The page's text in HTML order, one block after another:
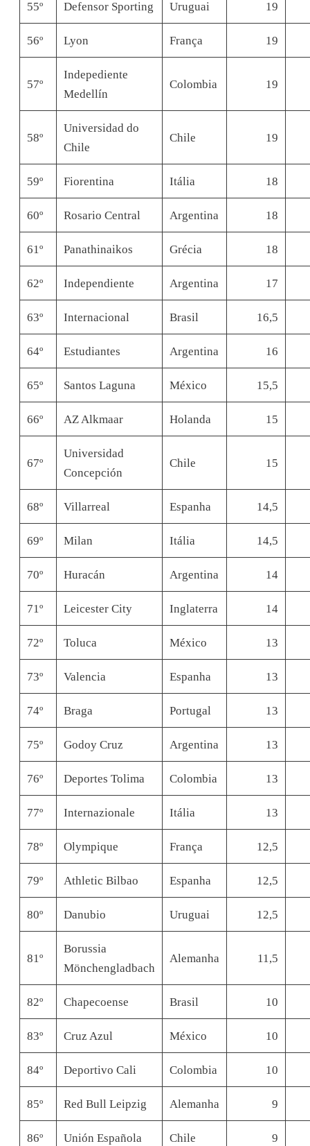
55º Defensor Sporting Uruguai 19
56º Lyon França 19
57º
Indepediente
Medellín
Colombia 19
58º
Universidad do
Chile
Chile 19
59º Fiorentina Itália 18
60º Rosario Central Argentina 18
61º Panathinaikos Grécia 18
62º Independiente Argentina 17
63º Internacional Brasil 16,5
64º Estudiantes Argentina 16
65º Santos Laguna México 15,5
66º AZ Alkmaar Holanda 15
67º
Universidad
Concepción
Chile 15
68º Villarreal Espanha 14,5
69º Milan Itália 14,5
70º Huracán Argentina 14
71º Leicester City Inglaterra 14
72º Toluca México 13
73º Valencia Espanha 13
74º Braga Portugal 13
75º Godoy Cruz Argentina 13
76º Deportes Tolima Colombia 13
77º Internazionale Itália 13
78º Olympique França 12,5
79º Athletic Bilbao Espanha 12,5
80º Danubio Uruguai 12,5
81º
Borussia
Mönchengladbach
Alemanha 11,5
82º Chapecoense Brasil 10
83º Cruz Azul México 10
84º Deportivo Cali Colombia 10
85º Red Bull Leipzig Alemanha 9
86º Unión Española Chile 9